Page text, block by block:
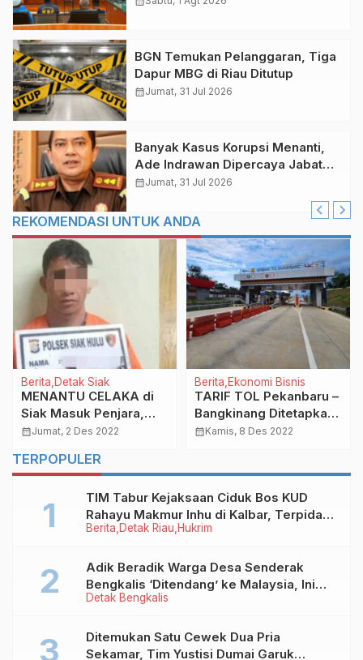
BGN Temukan Pelanggaran, Tiga
Dapur MBG di Riau Ditutup
calendar_monthJumat, 31 Jul 2026
Banyak Kasus Korupsi Menanti,
Ade Indrawan Dipercaya Jabat
Kajari Bengkalis
calendar_monthJumat, 31 Jul 2026
REKOMENDASI UNTUK ANDA
Berita Detak Siak
MENANTU CELAKA di
Siak Masuk Penjara,
Ancam Mertua Pakai
calendar_monthJumat, 2 Des 2022
Berita Ekonomi Bisnis
TARIF TOL Pekanbaru –
Bangkinang Ditetapkan,
Berikut Rinciannya!
calendar_monthKamis, 8 Des 2022
TERPOPULER
Berita Detak Riau Hukrim
TIM Tabur Kejaksaan Ciduk Bos KUD
Rahayu Makmur Inhu di Kalbar, Terpidana
Kredit Fiktif Rp2,8 M
Detak Bengkalis
Adik Beradik Warga Desa Senderak
Bengkalis ‘Ditendang’ ke Malaysia, Ini
Sebabnya!
Ditemukan Satu Cewek Dua Pria
Sekamar, Tim Yustisi Dumai Garuk